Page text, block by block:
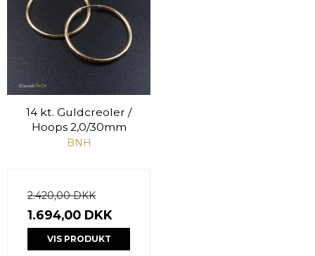
14 kt. Guldcreoler /
Hoops 2,0/30mm
BNH
2.420,00 DKK
1.694,00 DKK
VIS PRODUKT